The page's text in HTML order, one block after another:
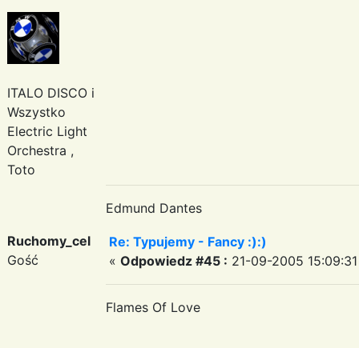
ITALO DISCO i
Wszystko
Electric Light
Orchestra ,
Toto
Edmund Dantes
Ruchomy_cel
Gość
Re: Typujemy - Fancy :):)
« Odpowiedz #45 : 21-09-2005
Flames Of Love